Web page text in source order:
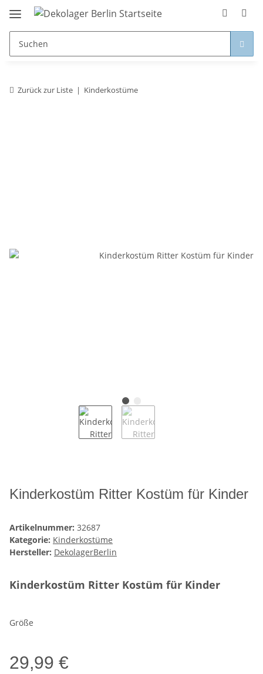
Zurück zur Liste Kinderkostüme
Kinderkostüm Ritter Kostüm für Kinder
Artikelnummer: 32687
Kategorie: Kinderkostüme
Hersteller: DekolagerBerlin
Kinderkostüm Ritter Kostüm für Kinder
Größe
29,99 €